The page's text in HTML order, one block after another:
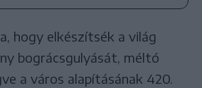
hogy elkészítsék a világ
bográcsgulyását, méltó
a város alapításának 420.